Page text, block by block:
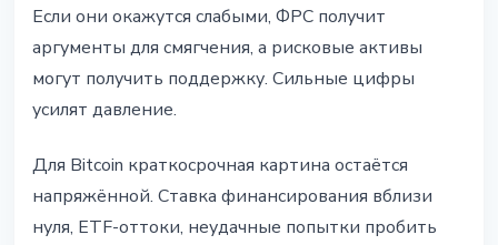
Если они окажутся слабыми, ФРС получит
аргументы для смягчения, а рисковые активы
могут получить поддержку. Сильные цифры
усилят давление.
Для Bitcoin краткосрочная картина остаётся
напряжённой. Ставка финансирования вблизи
нуля, ETF-оттоки, неудачные попытки пробить